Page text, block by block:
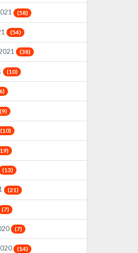
(58)
(54)
(38)
(10)
(9)
(10)
(13)
(21)
(7)
(7)
(14)